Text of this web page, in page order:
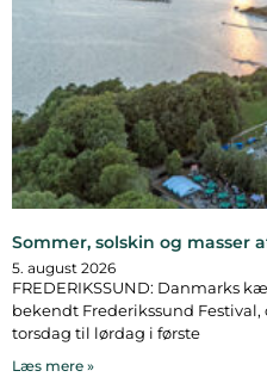
Sommer, solskin og masser
5. august 2026
FREDERIKSSUND: Danmarks
bekendt Frederikssund
torsdag til lørdag i første
Læs mere »